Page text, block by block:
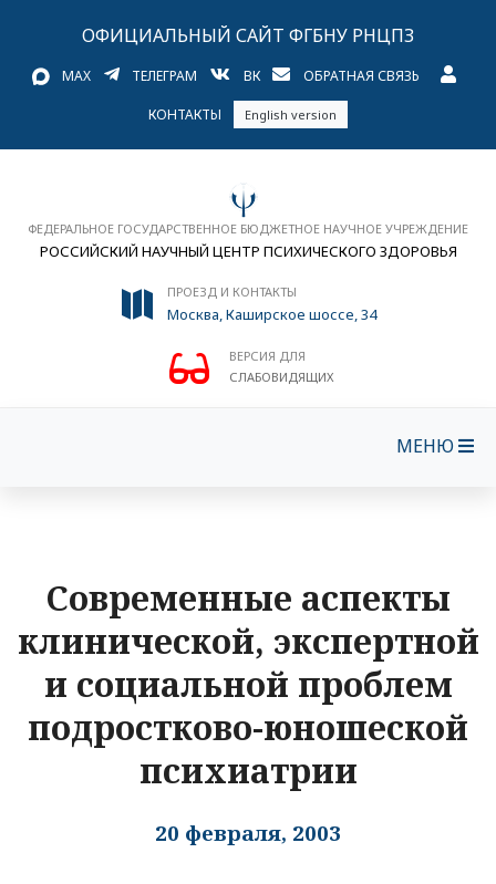
ОФИЦИАЛЬНЫЙ САЙТ ФГБНУ РНЦПЗ
MAX ТЕЛЕГРАМ ВК ОБРАТНАЯ СВЯЗЬ
КОНТАКТЫ English version
ФЕДЕРАЛЬНОЕ ГОСУДАРСТВЕННОЕ БЮДЖЕТНОЕ НАУЧНОЕ УЧРЕЖДЕНИЕ
РОССИЙСКИЙ НАУЧНЫЙ ЦЕНТР ПСИХИЧЕСКОГО ЗДОРОВЬЯ
ПРОЕЗД И КОНТАКТЫ
Москва, Каширское шоссе, 34
ВЕРСИЯ ДЛЯ
СЛАБОВИДЯЩИХ
МЕНЮ
Cовременные аспекты
клинической, экспертной
и социальной проблем
подростково-юношеской
психиатрии
20 февраля, 2003